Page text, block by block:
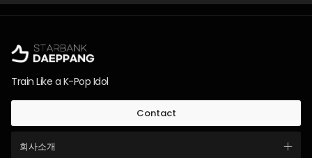
Train Like a K-Pop Idol
Contact
회사소개